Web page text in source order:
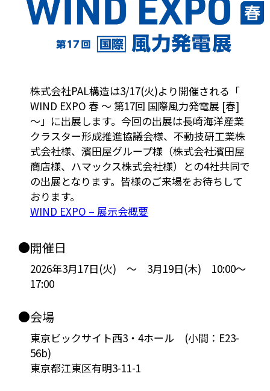
株式会社PAL構造は3/17(火)より開催される「
WIND EXPO 春 ～ 第17回 国際風力発電展 [春]
～」に出展します。今回の出展は長崎海洋産業
クラスター形成推進協議会様、不動技研工業株
式会社様、濱田屋グループ様（株式会社濱田屋
商店様、ハマックス株式会社様）との4社共同で
の出展となります。皆様のご来場をお待ちして
おります。
WIND EXPO – 展示会概要
●開催日
2026年3月17日(火) ～ 3月19日(木) 10:00～
17:00
●会場
東京ビックサイト西3・4ホール (小間：E23-
56b)
東京都江東区有明3-11-1